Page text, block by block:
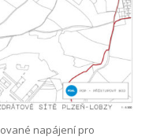
napájení pro